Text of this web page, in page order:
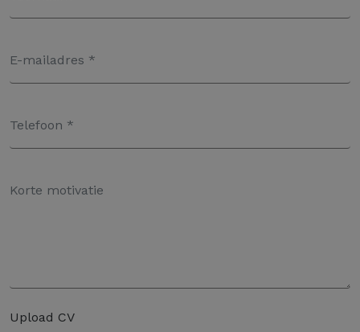
Upload CV